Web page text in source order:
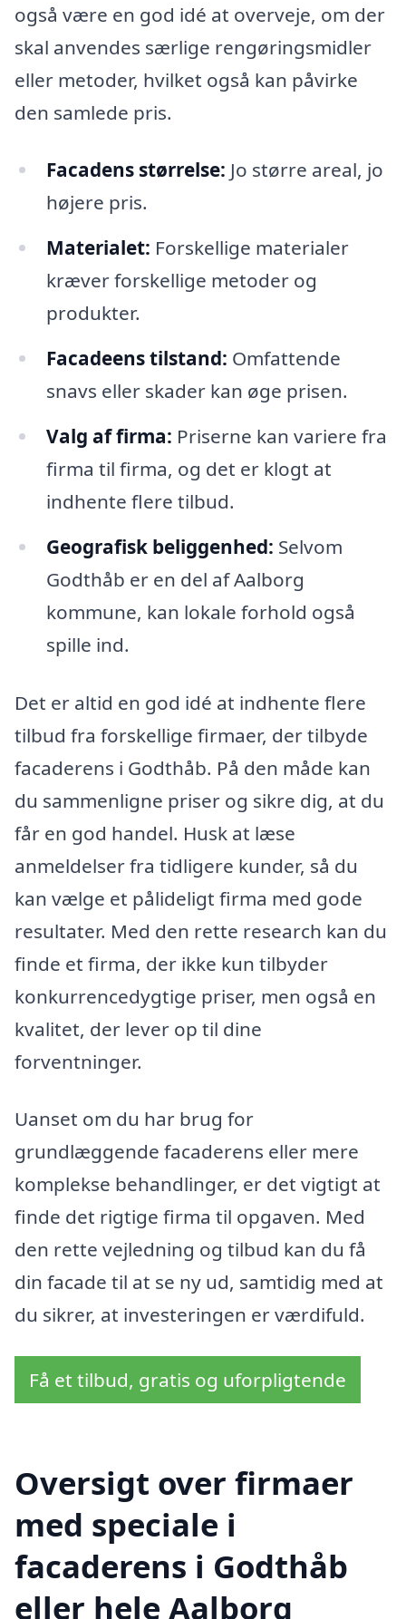
også være en god idé at overveje, om der
skal anvendes særlige rengøringsmidler
eller metoder, hvilket også kan påvirke
den samlede pris.
Facadens størrelse: Jo større areal, jo
højere pris.
Materialet: Forskellige materialer
kræver forskellige metoder og
produkter.
Facadeens tilstand: Omfattende
snavs eller skader kan øge prisen.
Valg af firma: Priserne kan variere fra
firma til firma, og det er klogt at
indhente flere tilbud.
Geografisk beliggenhed: Selvom
Godthåb er en del af Aalborg
kommune, kan lokale forhold også
spille ind.
Det er altid en god idé at indhente flere
tilbud fra forskellige firmaer, der tilbyde
facaderens i Godthåb. På den måde kan
du sammenligne priser og sikre dig, at du
får en god handel. Husk at læse
anmeldelser fra tidligere kunder, så du
kan vælge et pålideligt firma med gode
resultater. Med den rette research kan du
finde et firma, der ikke kun tilbyder
konkurrencedygtige priser, men også en
kvalitet, der lever op til dine
forventninger.
Uanset om du har brug for
grundlæggende facaderens eller mere
komplekse behandlinger, er det vigtigt at
finde det rigtige firma til opgaven. Med
den rette vejledning og tilbud kan du få
din facade til at se ny ud, samtidig med at
du sikrer, at investeringen er værdifuld.
Få et tilbud, gratis og uforpligtende
Oversigt over firmaer
med speciale i
facaderens i Godthåb
eller hele Aalborg